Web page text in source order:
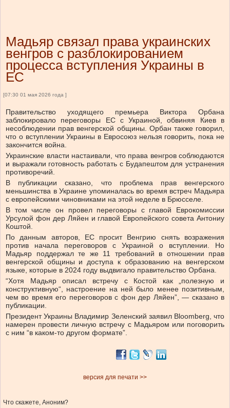
Мадьяр связал права украинских
венгров с разблокированием
процесса вступления Украины в
ЕС
[07:30 01 мая 2026 года ]
Правительство уходящего премьера Виктора Орбана
заблокировало переговоры ЕС с Украиной, обвиняя Киев в
несоблюдении прав венгерской общины. Орбан также говорил,
что о вступлении Украины в Евросоюз нельзя говорить, пока не
закончится война.
Украинские власти настаивали, что права венгров соблюдаются
и выражали готовность работать с Будапештом для устранения
противоречий.
В публикации сказано, что проблема прав венгерского
меньшинства в Украине упоминалась во время встреч Мадьяра
с европейскими чиновниками на этой неделе в Брюсселе.
В том числе он провел переговоры с главой Еврокомиссии
Урсулой фон дер Ляйен и главой Европейского совета Антониу
Коштой.
По данным авторов, ЕС просит Венгрию снять возражения
против начала переговоров с Украиной о вступлении. Но
Мадьяр поддержал те же 11 требований в отношении прав
венгерской общины и доступа к образованию на венгерском
языке, которые в 2024 году выдвигало правительство Орбана.
“Хотя Мадьяр описал встречу с Костой как „полезную и
конструктивную“, настроение на ней было менее позитивным,
чем во время его переговоров с фон дер Ляйен”, — сказано в
публикации.
Президент Украины Владимир Зеленский заявил Bloomberg, что
намерен провести личную встречу с Мадьяром или поговорить
с ним “в каком-то другом формате”.
версия для печати >>
Что скажете, Аноним?